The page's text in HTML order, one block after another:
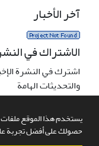
يستخدم هذا الموقع ملفات
حصولك على أفضل تجربة
آخر الأخبار
الاشتراك في
اشترك في النشرة
والتحديثات الهامة